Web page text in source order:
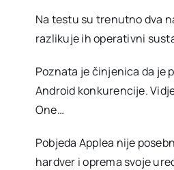
Na testu su trenutno dva
razlikuje ih operativni
Poznata je činjenica da je
Android konkurencije.
One…
Pobjeda Applea nije
hardver i oprema svoje